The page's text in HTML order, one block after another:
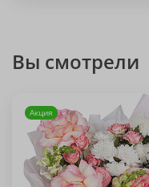
Вы смотрели
Акция